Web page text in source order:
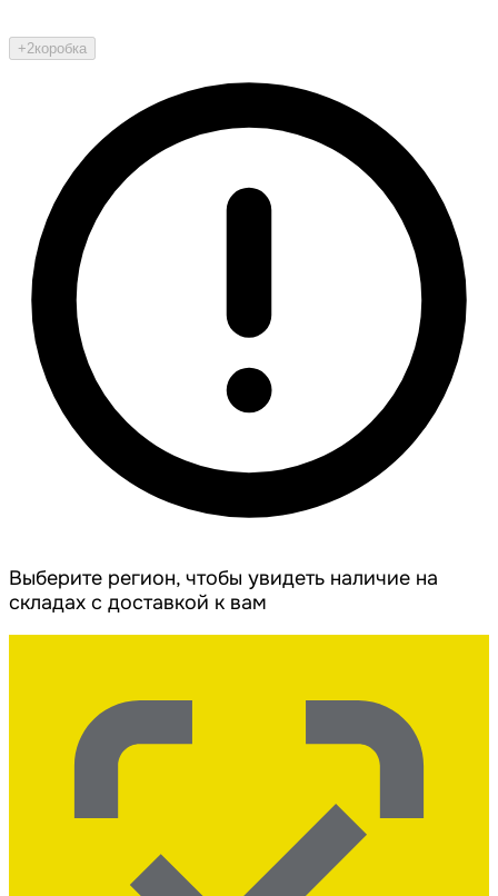
+2коробка
Выберите регион, чтобы увидеть наличие на
складах с доставкой к вам